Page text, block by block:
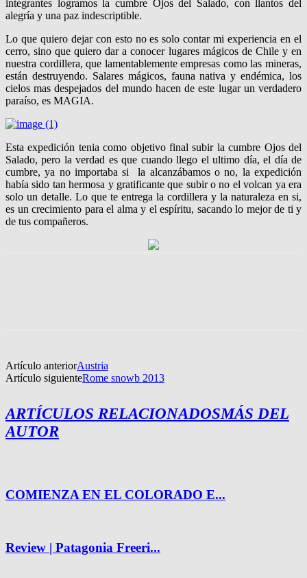
integrantes logramos la cumbre Ojos del Salado, con llantos del
alegría y una paz indescriptible.
Lo que quiero dejar con esto no es solo contar mi experiencia en el
cerro, sino que quiero dar a conocer lugares mágicos de Chile y en
nuestra cordillera, que lamentablemente empresas como las mineras,
están destruyendo. Salares mágicos, fauna nativa y endémica, los
cielos mas despejados del mundo hacen de este lugar un verdadero
paraíso, es MAGIA.
Esta expedición tenia como objetivo final subir la cumbre Ojos del
Salado, pero la verdad es que cuando llego el ultimo día, el día de
cumbre, ya no importaba si la alcanzábamos o no, la expedición
había sido tan hermosa y gratificante que subir o no el volcan ya era
solo un detalle. Lo que te entrega la cordillera y la naturaleza en si,
es un crecimiento para el alma y el espíritu, sacando lo mejor de ti y
de tus compañeros.
Artículo anteriorAustria
Artículo siguienteRome snowb 2013
ARTÍCULOS RELACIONADOSMÁS DEL
AUTOR
COMIENZA EN EL COLORADO E...
Review | Patagonia Freeri...